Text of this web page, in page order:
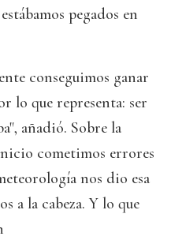
pegados en
conseguimos ganar
lo que representa: ser
añadió. Sobre la
cometimos errores
nos dio esa
a la cabeza. Y lo que